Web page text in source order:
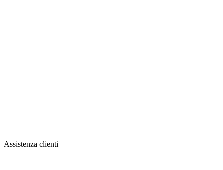
Assistenza clienti